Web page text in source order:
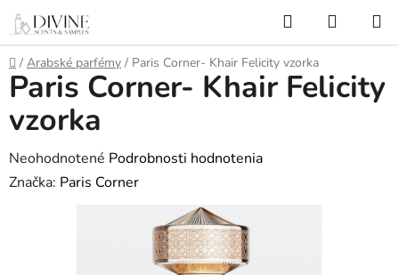
Prejsť
obsah
Hľadať
KOŠÍK
Domov
/ Arabské parfémy / Paris Corner- Khair Felicity vzorka
Paris Corner- Khair Felicity
vzorka
Priemerné
hodnotenie
Neohodnotené Podrobnosti hodnotenia
Značka: Paris Corner